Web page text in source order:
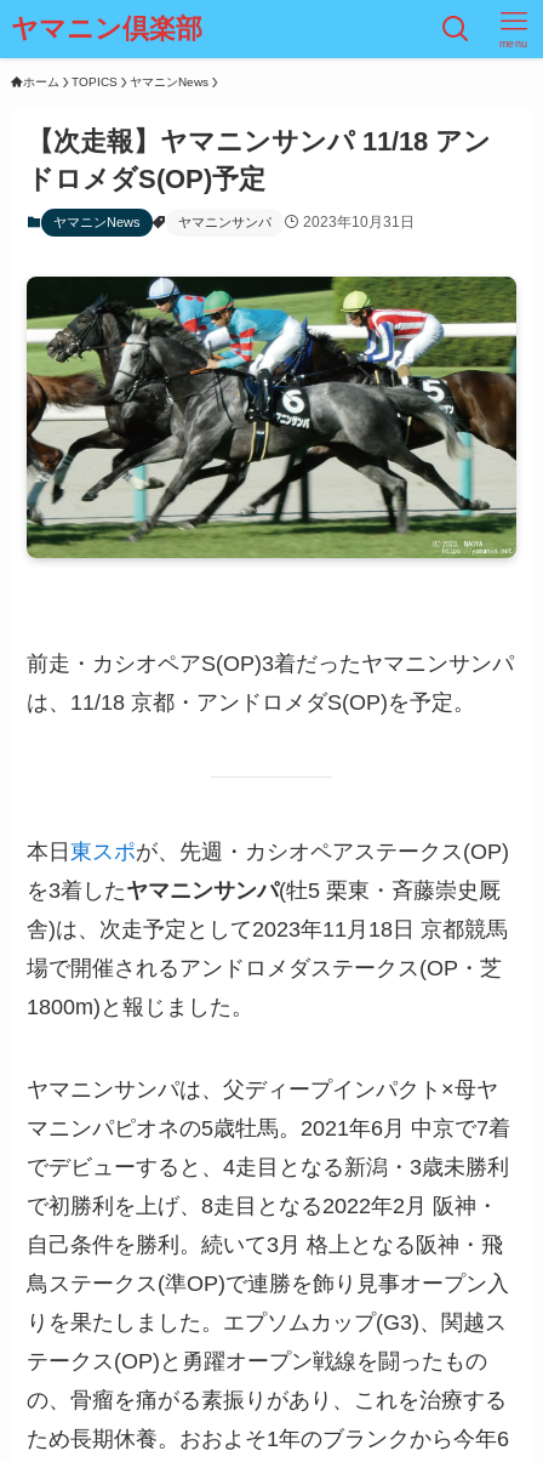
ヤマニン倶楽部 menu
ホーム TOPICS ヤマニンNews
【次走報】ヤマニンサンパ 11/18 アン
ドロメダS(OP)予定
ヤマニンNews ヤマニンサンパ 2023年10月31日
前走・カシオペアS(OP)3着だったヤマニンサンパ
は、11/18 京都・アンドロメダS(OP)を予定。
本日東スポが、先週・カシオペアステークス(OP)
を3着したヤマニンサンパ(牡5 栗東・斉藤崇史厩
舎)は、次走予定として2023年11月18日 京都競馬
場で開催されるアンドロメダステークス(OP・芝
1800m)と報じました。
ヤマニンサンパは、父ディープインパクト×母ヤ
マニンパピオネの5歳牡馬。2021年6月 中京で7着
でデビューすると、4走目となる新潟・3歳未勝利
で初勝利を上げ、8走目となる2022年2月 阪神・
自己条件を勝利。続いて3月 格上となる阪神・飛
鳥ステークス(準OP)で連勝を飾り見事オープン入
りを果たしました。エプソムカップ(G3)、関越ス
テークス(OP)と勇躍オープン戦線を闘ったもの
の、骨瘤を痛がる素振りがあり、これを治療する
ため長期休養。おおよそ1年のブランクから今年6